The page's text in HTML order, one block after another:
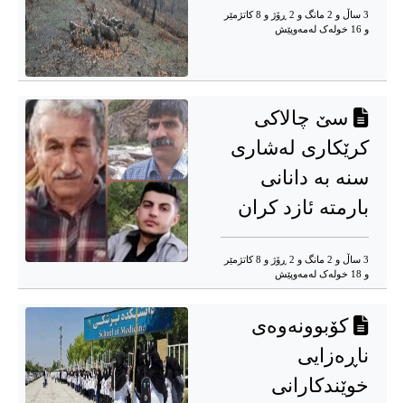
3 ساڵ و 2 مانگ و 2 ڕۆژ و 8 کاتژمێر
و 16 خوله‌ک له‌مه‌وپێش‌
سێ چالاکی
کرێکاری لەشاری
سنە بە دانانی
بارمتە ئازد کران
3 ساڵ و 2 مانگ و 2 ڕۆژ و 8 کاتژمێر
و 18 خوله‌ک له‌مه‌وپێش‌
کۆبوونەوەی
ناڕەزایی
خوێندکارانی